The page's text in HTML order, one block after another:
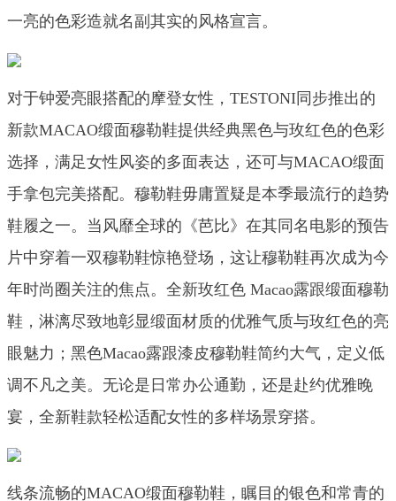
一亮的色彩造就名副其实的风格宣言。
对于钟爱亮眼搭配的摩登女性，TESTONI同步推出的
新款MACAO缎面穆勒鞋提供经典黑色与玫红色的色彩
选择，满足女性风姿的多面表达，还可与MACAO缎面
手拿包完美搭配。穆勒鞋毋庸置疑是本季最流行的趋势
鞋履之一。当风靡全球的《芭比》在其同名电影的预告
片中穿着一双穆勒鞋惊艳登场，这让穆勒鞋再次成为今
年时尚圈关注的焦点。全新玫红色 Macao露跟缎面穆勒
鞋，淋漓尽致地彰显缎面材质的优雅气质与玫红色的亮
眼魅力；黑色Macao露跟漆皮穆勒鞋简约大气，定义低
调不凡之美。无论是日常办公通勤，还是赴约优雅晚
宴，全新鞋款轻松适配女性的多样场景穿搭。
线条流畅的MACAO缎面穆勒鞋，瞩目的银色和常青的